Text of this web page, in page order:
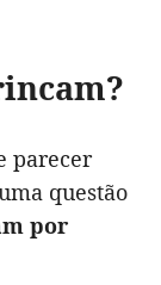
parecer
questão
por